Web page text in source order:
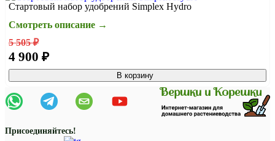
Стартовый набор удобрений Simplex Hydro
Смотреть описание →
5 505 ₽
4 900 ₽
В корзину
Присоединяйтесь!